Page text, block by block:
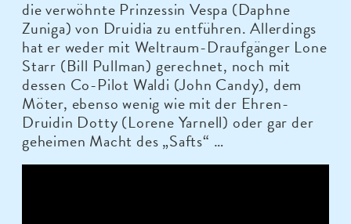
die verwöhnte Prinzessin Vespa (Daphne
Zuniga) von Druidia zu entführen. Allerdings
hat er weder mit Weltraum-Draufgänger Lone
Starr (Bill Pullman) gerechnet, noch mit
dessen Co-Pilot Waldi (John Candy), dem
Möter, ebenso wenig wie mit der Ehren-
Druidin Dotty (Lorene Yarnell) oder gar der
geheimen Macht des „Safts“ …